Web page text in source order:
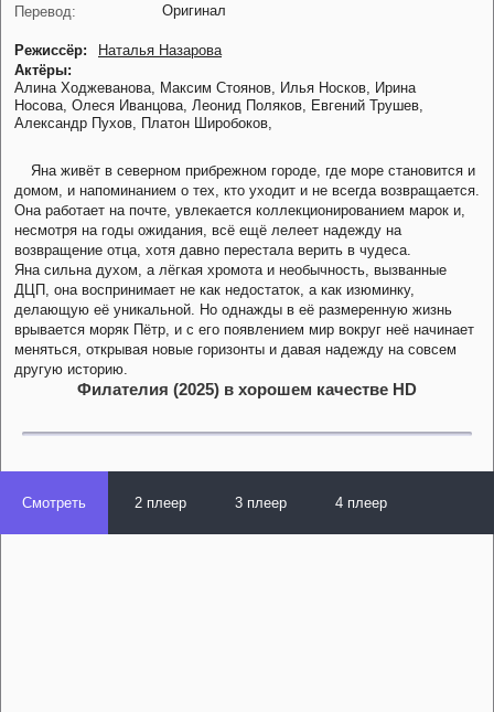
Перевод:
Оригинал
Режиссёр:
Наталья Назарова
Актёры:
Алина Ходжеванова,
Максим Стоянов, Илья Носков,
Ирина
Носова, Олеся Иванцова, Леонид Поляков,
Евгений Трушев,
Александр Пухов,
Платон Широбоков,
Яна живёт в северном прибрежном городе, где море становится и
домом, и напоминанием о тех, кто уходит и не всегда возвращается.
Она работает на почте, увлекается коллекционированием марок и,
несмотря на годы ожидания, всё ещё лелеет надежду на
возвращение отца, хотя давно перестала верить в чудеса.
Яна сильна духом, а лёгкая хромота и необычность, вызванные
ДЦП, она воспринимает не как недостаток, а как изюминку,
делающую её уникальной. Но однажды в её размеренную жизнь
врывается моряк Пётр, и с его появлением мир вокруг неё начинает
меняться, открывая новые горизонты и давая надежду на совсем
другую историю.
Филателия (2025) в хорошем качестве HD
Смотреть 2 плеер 3 плеер 4 плеер